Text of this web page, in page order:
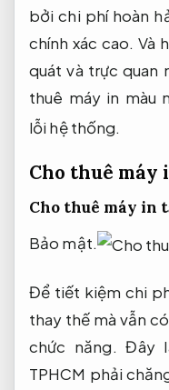
bởi chi phí hoàn
chính xác cao. Và
quát và trực quan
thuê máy in màu
lỗi hệ thống.
Cho thuê máy
Cho thuê máy in
Bảo mật.
Để tiết kiệm chi
thay thế mà vẫn
chức năng. Đây
TPHCM phải